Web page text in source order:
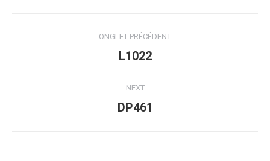
commentaire
ONGLET PRÉCÉDENT
Onglet
L1022
NEXT
Projets
DP461